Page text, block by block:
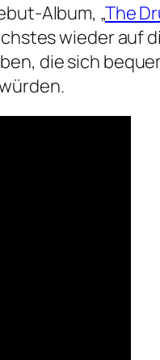
Album, „The
wieder auf
die sich